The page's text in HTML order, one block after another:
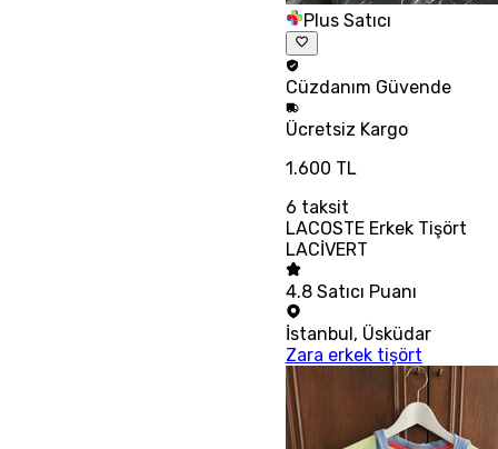
Plus Satıcı
Cüzdanım Güvende
Ücretsiz Kargo
1.600 TL
6 taksit
LACOSTE Erkek Tişört
LACİVERT
4.8 Satıcı Puanı
İstanbul , Üsküdar
Zara erkek tişört